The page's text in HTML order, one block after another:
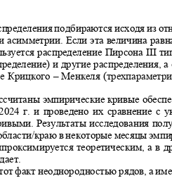
подбираются исходя из
асимметрии. Если эта величина
распределение ПирсонаIII
и другие распределения,
Крицкого–Менкеля (
эмпирические кривые
г. и проведено их сравнение
Результаты исследования
краю в некоторые месяцы
теоретическим, а в
факт неоднородностью рядов, а